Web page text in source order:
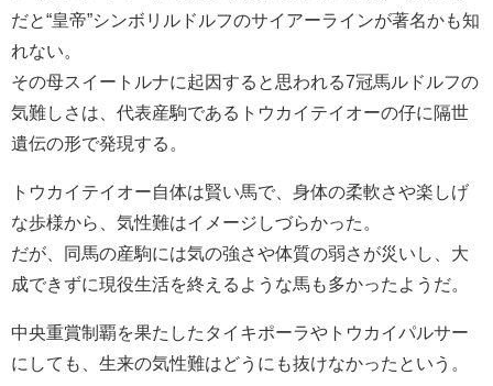
だと“皇帝”シンボリルドルフのサイアーラインが著名かも知
れない。
その母スイートルナに起因すると思われる7冠馬ルドルフの
気難しさは、代表産駒であるトウカイテイオーの仔に隔世
遺伝の形で発現する。
トウカイテイオー自体は賢い馬で、身体の柔軟さや楽しげ
な歩様から、気性難はイメージしづらかった。
だが、同馬の産駒には気の強さや体質の弱さが災いし、大
成できずに現役生活を終えるような馬も多かったようだ。
中央重賞制覇を果たしたタイキポーラやトウカイパルサー
にしても、生来の気性難はどうにも抜けなかったという。